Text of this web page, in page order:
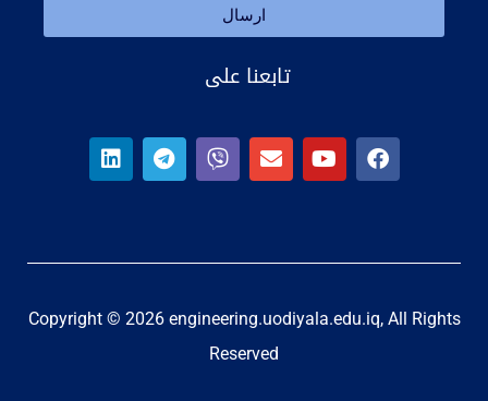
ارسال
تابعنا على
Copyright © 2026 engineering.uodiyala.edu.iq, All Rights
Reserved